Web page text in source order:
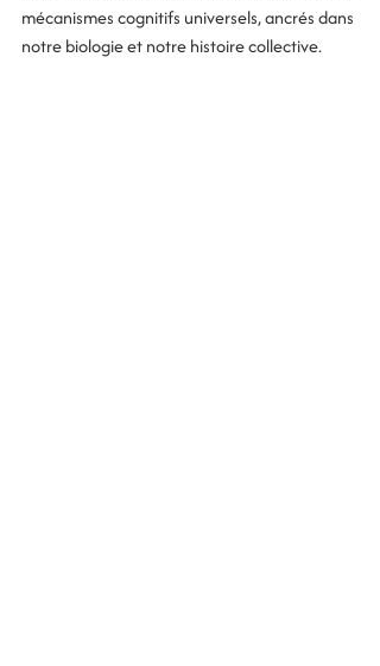
mécanismes cognitifs universels, ancrés dans
notre biologie et notre histoire collective.